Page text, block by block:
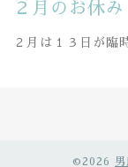
２月のお休み
２月は１３日が臨
©2026